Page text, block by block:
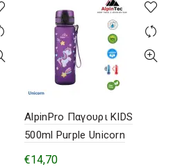
AlpinPro Παγουρι KIDS
500ml Purple Unicorn
€14,70